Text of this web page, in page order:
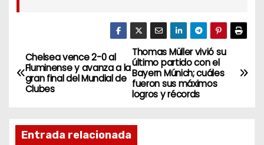
N
a
e
Thomas Müller vivió su
último partido con el
Bayern Múnich; cuáles
fueron sus máximos
logros y récords
Chelsea vence 2-0 al
Fluminense y avanza a la
gran final del Mundial de
Clubes
Entrada relacionada